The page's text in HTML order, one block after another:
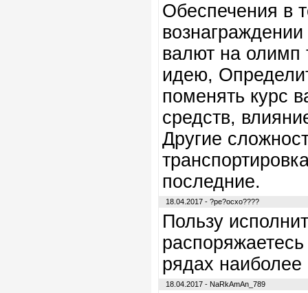
Обеспечения в
валют на
идею,
поменять курс
средств,
Другие
последние.
18.04.2017 - ?pe?ocxo????
Пользу
рядах наиболее
18.04.2017 - NaRkAmAn_789